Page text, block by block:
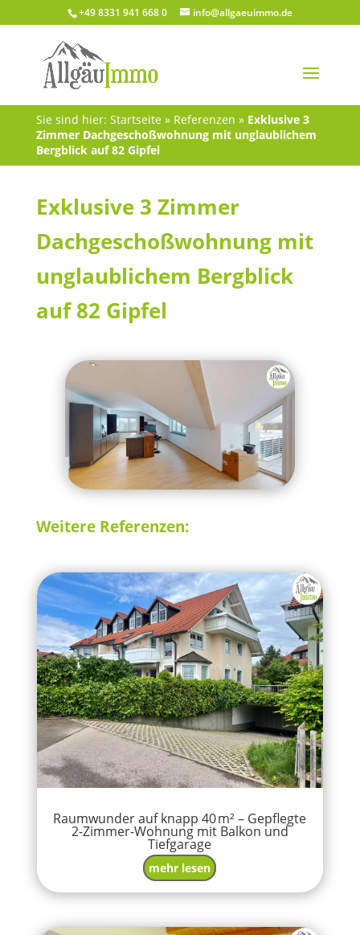
+49 8331 941 668 0 info@allgaeuimmo.de
Sie sind hier: Startseite» Referenzen » Exklusive 3
Zimmer Dachgeschoßwohnung mit unglaublichem
Bergblick auf 82 Gipfel
Exklusive 3 Zimmer
Dachgeschoßwohnung mit
unglaublichem Bergblick
auf 82 Gipfel
Weitere Referenzen:
Raumwunder auf knapp 40 m² – Gepflegte
2-Zimmer-Wohnung mit Balkon und
Tiefgarage
mehr lesen